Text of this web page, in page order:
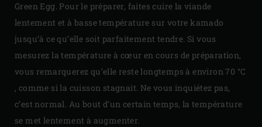
Green Egg. Pour le préparer, faites cuire la viande
lentement et à basse température sur votre kamado
jusqu’à ce qu’elle soit parfaitement tendre. Si vous
mesurez la température à cœur en cours de préparation,
vous remarquerez qu’elle reste longtemps à environ 70 °C
, comme si la cuisson stagnait. Ne vous inquiétez pas,
c’est normal. Au bout d’un certain temps, la température
se met lentement à augmenter.